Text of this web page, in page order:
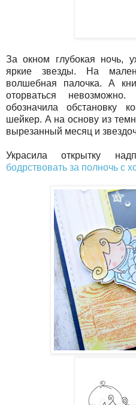
За окном глубокая ночь,
яркие звезды. На
волшебная палочка. А
оторваться
обозначила обстановку
шейкер. А на основу из
вырезанный месяц и
Украсила открытку
бодрствовать за полночь с